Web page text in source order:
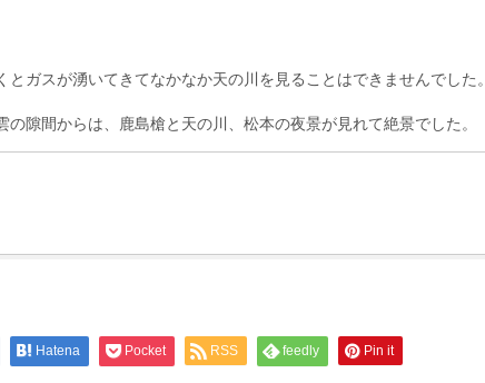
とガスが湧いてきてなかなか天の川を見ることはできませんでした。
の隙間からは、鹿島槍と天の川、松本の夜景が見れて絶景でした。
Hatena Pocket RSS feedly Pin it